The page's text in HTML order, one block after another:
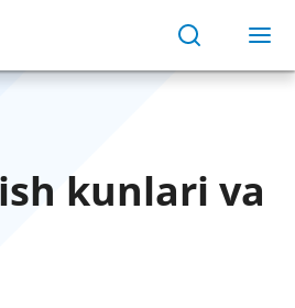
kunlari va